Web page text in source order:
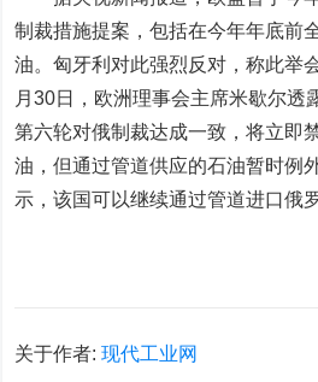
制裁措施提案，包括在今年年底前
油。匈牙利对此强烈反对，称此举
月30日，欧洲理事会主席米歇尔透
第六轮对俄制裁达成一致，将立即
油，但通过管道供应的石油暂时例
示，该国可以继续通过管道进口俄
关于作者:现代工业网